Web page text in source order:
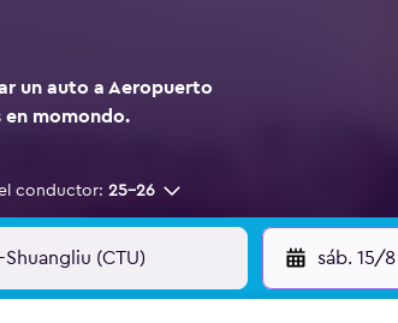
un auto a Aeropuerto
en momondo.
conductor: 25-26
sáb. 15/8